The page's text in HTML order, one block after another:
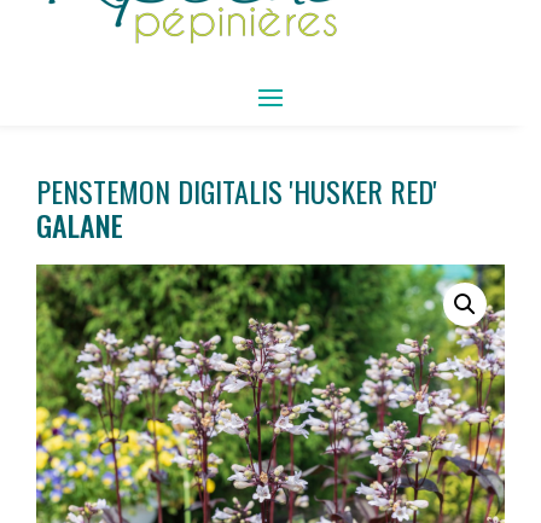
PENSTEMON DIGITALIS 'HUSKER RED'
GALANE